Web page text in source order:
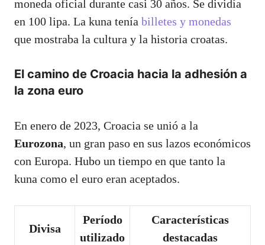
moneda oficial durante casi 30 años. Se dividía
en 100 lipa. La kuna tenía billetes y monedas
que mostraba la cultura y la historia croatas.
El camino de Croacia hacia la adhesión a
la zona euro
En enero de 2023, Croacia se unió a la
Eurozona, un gran paso en sus lazos económicos
con Europa. Hubo un tiempo en que tanto la
kuna como el euro eran aceptados.
Divisa
Período
utilizado
Características
destacadas